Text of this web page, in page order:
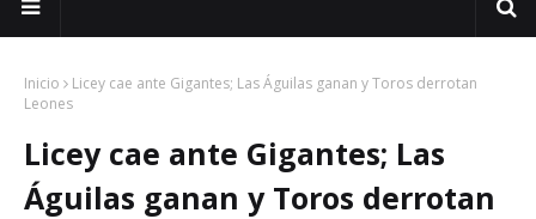
Inicio
Licey cae ante Gigantes; Las Águilas ganan y Toros derrotan
Leones
Licey cae ante Gigantes; Las
Águilas ganan y Toros derrotan